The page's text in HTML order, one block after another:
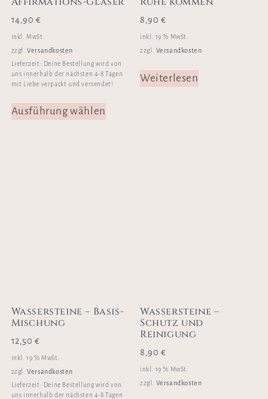
14,90€
inkl. MwSt.
zzgl.Versandkosten
Lieferzeit: Deine Bestellung wird von
uns innerhalb der nächsten 4-8 Tagen
mit Liebe verpackt und versendet!
Ausführung wählen
8,90 €
inkl. 19 % MwSt.
zzgl. Versandkosten
Weiterlesen
Wassersteine – Basis-
Mischung
12,50€
inkl. 19 % MwSt.
zzgl.Versandkosten
Lieferzeit: Deine Bestellung wird von
uns innerhalb der nächsten 4-8 Tagen
Wassersteine –
Schutz und
Reinigung
8,90 €
inkl. 19 % MwSt.
zzgl. Versandkosten